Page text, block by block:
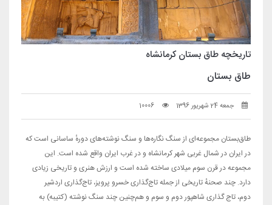
تاریخچه طاق بستان کرمانشاه
طاق بستان
جمعه 24 شهریور 1396 10006
طاق‌بستان مجموعه‌ای از سنگ نگاره‌ها و سنگ نوشته‌های دورهٔ ساسانی است که
در ایران در شمال غربی شهر کرمانشاه و در غرب ایران واقع شده است. این
مجموعه در قرن سوم میلادی ساخته شده است و ارزش هنری و تاریخی زیادی
دارد. چند صحنهٔ تاریخی از جمله تاج‌گذاری خسرو پرویز، تاج‌گذاری اردشیر
دوم، تاج گذاری شاهپور دوم و سوم و هم‌چنین چند سنگ نوشته (کتیبه) به